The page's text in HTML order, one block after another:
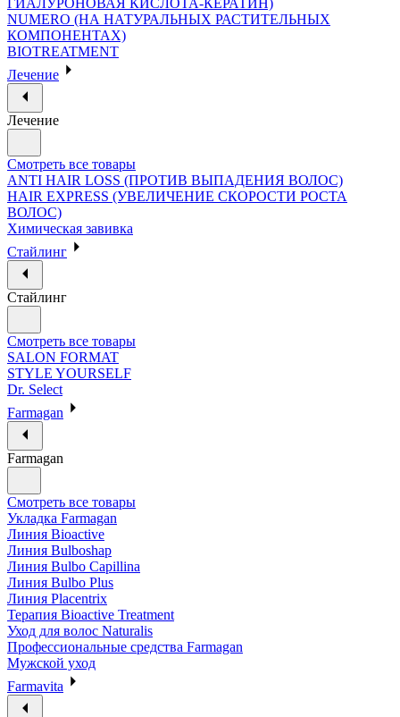
NUMERO (НА НАТУРАЛЬНЫХ РАСТИТЕЛЬНЫХ
КОМПОНЕНТАХ)
BIOTREATMENT
Лечение
Лечение
Смотреть все товары
ANTI HAIR LOSS (ПРОТИВ ВЫПАДЕНИЯ ВОЛОС)
HAIR EXPRESS (УВЕЛИЧЕНИЕ СКОРОСТИ РОСТА
ВОЛОС)
Химическая завивка
Стайлинг
Стайлинг
Смотреть все товары
SALON FORMAT
STYLE YOURSELF
Dr. Select
Farmagan
Farmagan
Смотреть все товары
Укладка Farmagan
Линия Bioactive
Линия Bulboshap
Линия Bulbo Capillina
Линия Bulbo Plus
Линия Placentrix
Терапия Bioactive Treatment
Уход для волос Naturalis
Профессиональные средства Farmagan
Мужской уход
Farmavita